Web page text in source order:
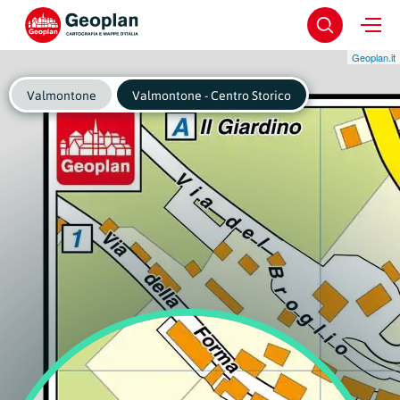
Geoplan.it
Valmontone Valmontone - Centro Storico